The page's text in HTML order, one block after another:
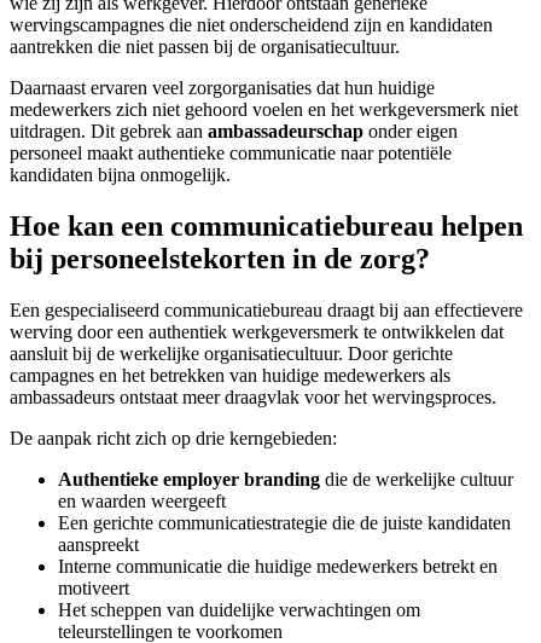
wervingscampagnes die niet onderscheidend zijn en kandidaten
aantrekken die niet passen bij de organisatiecultuur.
Daarnaast ervaren veel zorgorganisaties dat hun huidige
medewerkers zich niet gehoord voelen en het werkgeversmerk niet
uitdragen. Dit gebrek aan ambassadeurschap onder eigen
personeel maakt authentieke communicatie naar potentiële
kandidaten bijna onmogelijk.
Hoe kan een communicatiebureau helpen
bij personeelstekorten in de zorg?
Een gespecialiseerd communicatiebureau draagt bij aan effectievere
werving door een authentiek werkgeversmerk te ontwikkelen dat
aansluit bij de werkelijke organisatiecultuur. Door gerichte
campagnes en het betrekken van huidige medewerkers als
ambassadeurs ontstaat meer draagvlak voor het wervingsproces.
De aanpak richt zich op drie kerngebieden:
Authentieke employer branding die de werkelijke cultuur
en waarden weergeeft
Een gerichte communicatiestrategie die de juiste kandidaten
aanspreekt
Interne communicatie die huidige medewerkers betrekt en
motiveert
Het scheppen van duidelijke verwachtingen om
teleurstellingen te voorkomen